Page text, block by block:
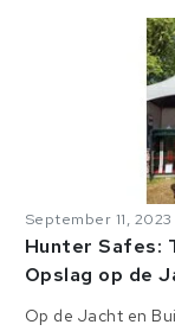
September 11, 2023
Hunter Safes:
Opslag op de
Op de Jacht en